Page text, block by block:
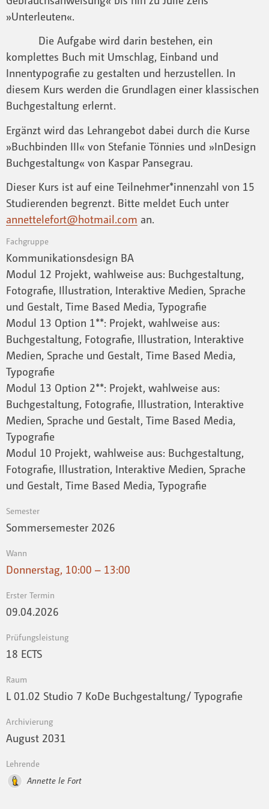
»Unterleuten«.
Die Aufgabe wird darin bestehen, ein
komplettes Buch mit Umschlag, Einband und
Innentypografie zu gestalten und herzustellen. In
diesem Kurs werden die Grundlagen einer klassischen
Buchgestaltung erlernt.
Ergänzt wird das Lehrangebot dabei durch die Kurse
»Buchbinden III« von Stefanie Tönnies und »InDesign
Buchgestaltung« von Kaspar Pansegrau.
Dieser Kurs ist auf eine Teilnehmer*innenzahl von 15
Studierenden begrenzt. Bitte meldet Euch unter
annettelefort@hotmail.com an.
Fachgruppe
Kommunikationsdesign BA
Modul 12 Projekt, wahlweise aus: Buchgestaltung,
Fotografie, Illustration, Interaktive Medien, Sprache
und Gestalt, Time Based Media, Typografie
Modul 13 Option 1**: Projekt, wahlweise aus:
Buchgestaltung, Fotografie, Illustration, Interaktive
Medien, Sprache und Gestalt, Time Based Media,
Typografie
Modul 13 Option 2**: Projekt, wahlweise aus:
Buchgestaltung, Fotografie, Illustration, Interaktive
Medien, Sprache und Gestalt, Time Based Media,
Typografie
Modul 10 Projekt, wahlweise aus: Buchgestaltung,
Fotografie, Illustration, Interaktive Medien, Sprache
und Gestalt, Time Based Media, Typografie
Semester
Sommersemester 2026
Wann
Donnerstag, 10:00 – 13:00
Erster Termin
09.04.2026
Prüfungsleistung
18 ECTS
Raum
L 01.02 Studio 7 KoDe Buchgestaltung/ Typografie
Archivierung
August 2031
Lehrende
Annette le Fort